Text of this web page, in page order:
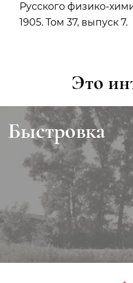
Русского физико-
1905. Том 37, выпуск 7.
Это
Быстровка